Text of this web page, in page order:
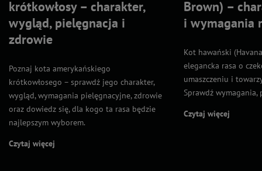
krótkowłosy – charakter,
wygląd, pielęgnacja i
zdrowie
Poznaj kota amerykańskiego
krótkowłosego – sprawdź jego charakter,
wygląd, wymagania pielęgnacyjne, zdrowie
oraz dowiedz się, dla kogo ta rasa będzie
najlepszym wyborem.
Czytaj więcej
Brown) –
i wymagania
Kot hawański
elegancka rasa o
umaszczeniu i
Sprawdź
Czytaj więcej